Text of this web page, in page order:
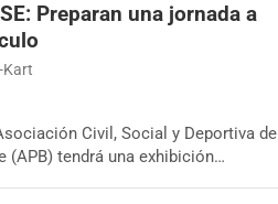
Preparan una jornada a
Kart
Civil, Social y Deportiva de
(APB) tendrá una exhibición…